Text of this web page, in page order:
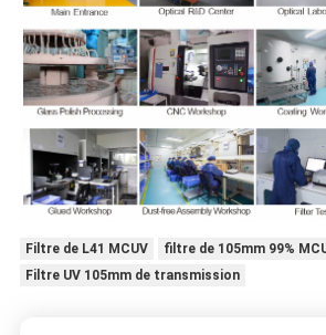
Filtre de L41 MCUV
filtre de 105mm 99%
Filtre UV 105mm de transmission